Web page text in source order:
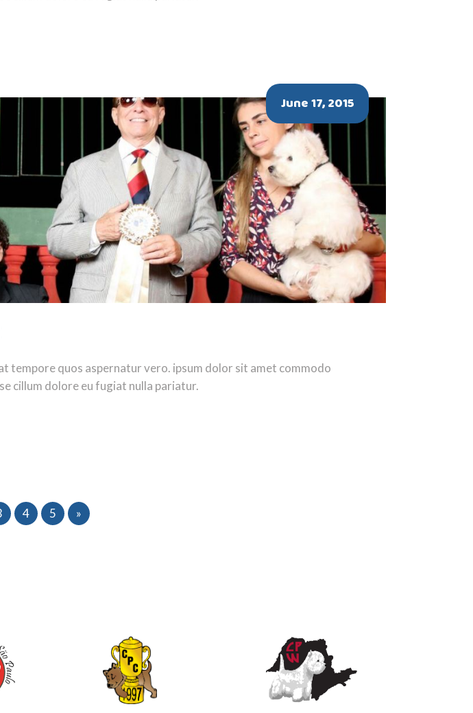
June 17, 2015
tempore quos aspernatur vero. ipsum dolor sit amet commodo
cillum dolore eu fugiat nulla pariatur.
4 5 »